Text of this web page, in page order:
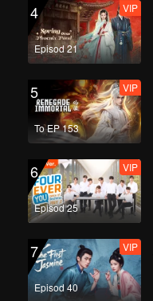
4
Episod 21
VIP
5
To EP 153
VIP
6
Episod 25
VIP
7
Episod 40
VIP